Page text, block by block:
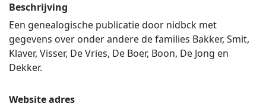
Beschrijving
Een genealogische publicatie door nidbck met
gegevens over onder andere de families Bakker, Smit,
Klaver, Visser, De Vries, De Boer, Boon, De Jong en
Dekker.
Website adres